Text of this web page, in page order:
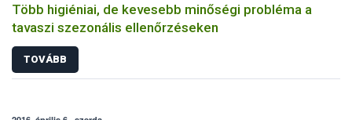
Több higiéniai, de kevesebb minőségi probléma a
tavaszi szezonális ellenőrzéseken
TOVÁBB